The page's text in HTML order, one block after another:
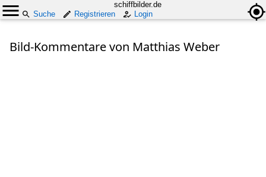
schiffbilder.de
Suche
Registrieren Login
Bild-Kommentare von Matthias Weber